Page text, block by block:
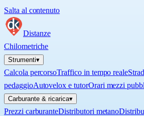
Salta al contenuto
Distanze
Chilometriche
Strumenti▾
Calcola percorsoTraffico in tempo reale
pedaggioAutovelox e tutorOrari mezzi
Carburante & ricarica▾
Prezzi carburanteDistributori metano